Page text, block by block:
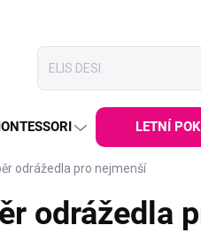
LETNÍ
odrážedla pro nejmenší
odrážedla